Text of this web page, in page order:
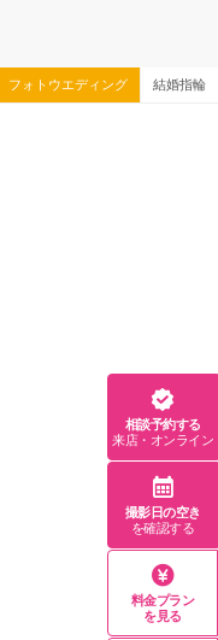
フォトウエディング 結婚指輪
相談予約する
来店・オンライン
撮影日の空き
を確認する
料金プラン
を見る